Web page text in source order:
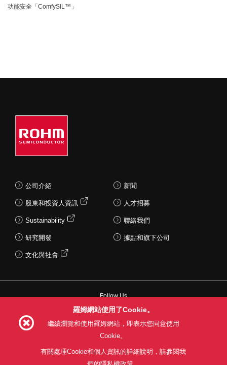
功能安全「ComfySIL™」
公司介紹
股東和投資人資訊
Sustainability
研究開發
文化與社會
新聞
人才招募
聯絡我們
據點和旗下公司
Follow Us
網站使用條款 利用目的 隱私權政策
網站地圖
關於本公司產品銷售之標準條款(PDF)
羅姆網站使用了Cookie。
繼續瀏覽和使用羅姆網站，即表示您同意使用
Cookie。
有關處理Cookie和個人資訊的詳細說明，請參閱我